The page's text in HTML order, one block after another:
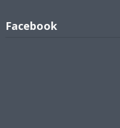
Facebook